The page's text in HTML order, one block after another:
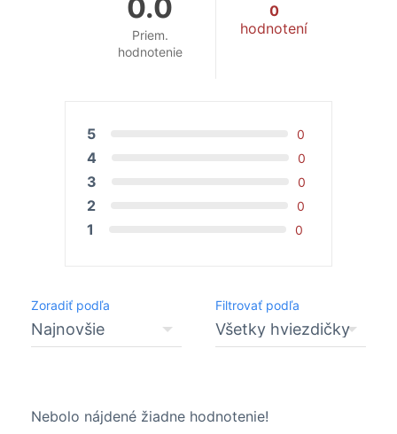
0.0
Priem.
hodnotenie
0
hodnotení
5 0
4 0
3 0
2 0
1 0
Zoradiť podľa Filtrovať podľa
Nebolo nájdené žiadne hodnotenie!